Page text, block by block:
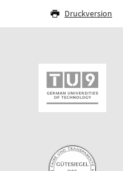
Druckversion